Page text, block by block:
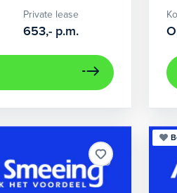
Private lease
653,- p.m.